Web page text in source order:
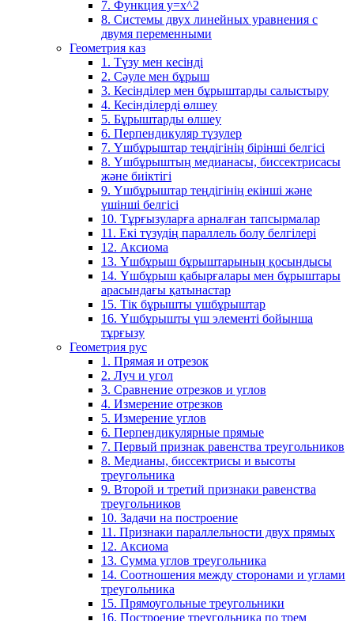
7. Функция y=x^2
8. Системы двух линейных уравнения с
двумя переменными
Геометрия каз
1. Түзу мен кесінді
2. Сәуле мен бұрыш
3. Кесінділер мен бұрыштарды салыстыру
4. Кесінділерді өлшеу
5. Бұрыштарды өлшеу
6. Перпендикуляр түзулер
7. Үшбұрыштар теңдігінің бірінші белгісі
8. Үшбұрыштың медианасы, биссектрисасы
және биіктігі
9. Үшбұрыштар теңдігінің екінші және
үшінші белгісі
10. Тұрғызуларға арналған тапсырмалар
11. Екі түзудің параллель болу белгілері
12. Аксиома
13. Үшбұрыш бұрыштарының қосындысы
14. Үшбұрыш қабырғалары мен бұрыштары
арасындағы қатынастар
15. Тік бұрышты үшбұрыштар
16. Үшбұрышты үш элементі бойынша
тұрғызу
Геометрия рус
1. Прямая и отрезок
2. Луч и угол
3. Сравнение отрезков и углов
4. Измерение отрезков
5. Измерение углов
6. Перпендикулярные прямые
7. Первый признак равенства треугольников
8. Медианы, биссектрисы и высоты
треугольника
9. Второй и третий признаки равенства
треугольников
10. Задачи на построение
11. Признаки параллельности двух прямых
12. Аксиома
13. Сумма углов треугольника
14. Соотношения между сторонами и углами
треугольника
15. Прямоугольные треугольники
16. Построение треугольника по трем